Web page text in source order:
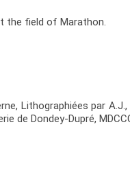
the field of Marathon.
Lithographiées par
de Dondey-Dupré,